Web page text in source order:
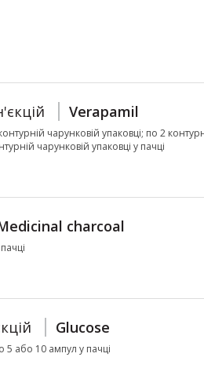
Verapamil
чарунковій упаковці; по 2
чарунковій упаковці у пачці
charcoal
Glucose
5 або 10 ампул у пачці